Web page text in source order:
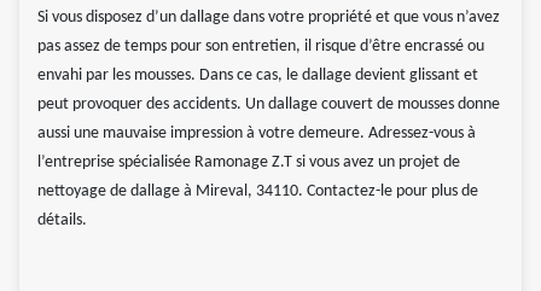
Si vous disposez d’un dallage dans votre propriété et que vous n’avez
pas assez de temps pour son entretien, il risque d’être encrassé ou
envahi par les mousses. Dans ce cas, le dallage devient glissant et
peut provoquer des accidents. Un dallage couvert de mousses donne
aussi une mauvaise impression à votre demeure. Adressez-vous à
l’entreprise spécialisée Ramonage Z.T si vous avez un projet de
nettoyage de dallage à Mireval, 34110. Contactez-le pour plus de
détails.